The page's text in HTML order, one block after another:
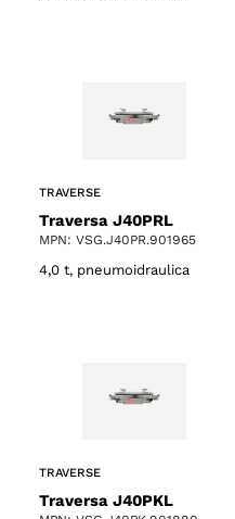
TRAVERSE
Traversa J40PRL
MPN: VSG.J40PR.901965
4,0 t, pneumoidraulica
TRAVERSE
Traversa J40PKL